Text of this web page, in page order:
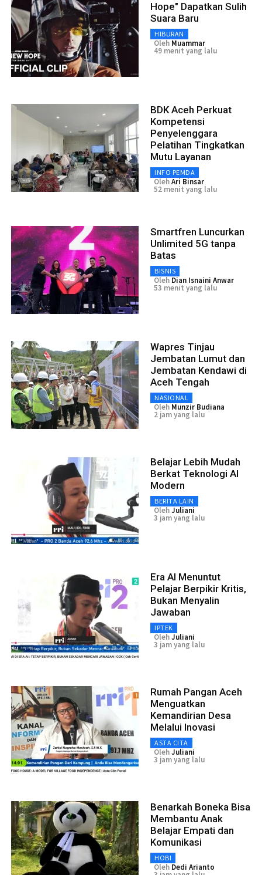
Hope" Dapatkan Sulih
Suara Baru
HIBURAN
Oleh Muammar
49 menit yang lalu
BDK Aceh Perkuat
Kompetensi
Penyelenggara
Pelatihan Tingkatkan
Mutu Layanan
INFO PEMDA
OlehAri Binsar
52 menit yang lalu
Smartfren Luncurkan
Unlimited 5G tanpa
Batas
BISNIS
Oleh Dian Isnaini Anwar
53 menit yang lalu
Wapres Tinjau
Jembatan Lumut dan
Jembatan Kendawi di
Aceh Tengah
NASIONAL
Oleh Munzir Budiana
2 jam yang lalu
Belajar Lebih Mudah
Berkat Teknologi AI
Modern
BERITA LAIN
OlehJuliani
3 jam yang lalu
Era AI Menuntut
Pelajar Berpikir Kritis,
Bukan Menyalin
Jawaban
IPTEK
OlehJuliani
3 jam yang lalu
Rumah Pangan Aceh
Menguatkan
Kemandirian Desa
Melalui Inovasi
ASTA CITA
OlehJuliani
3 jam yang lalu
Benarkah Boneka Bisa
Membantu Anak
Belajar Empati dan
Komunikasi
HOBI
Oleh Dedi Arianto